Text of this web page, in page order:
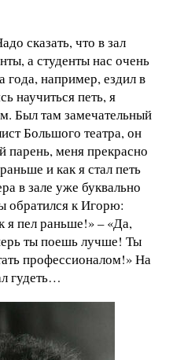
сказать, что в зал
а студенты нас очень
года, например, ездил в
научиться петь, я
Был там замечательный
Большого театра, он
меня прекрасно
и как я стал петь
в зале уже буквально
обратился к Игорю:
я пел раньше!» – «Да,
ты поешь лучше! Ты
профессионалом!» На
гудеть…